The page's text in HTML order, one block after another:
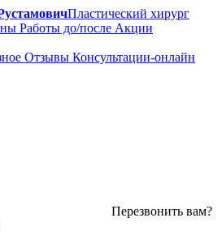
Пластический хирург
Работы до/после Акции
Отзывы Консультации-онлайн
Перезвонить вам?